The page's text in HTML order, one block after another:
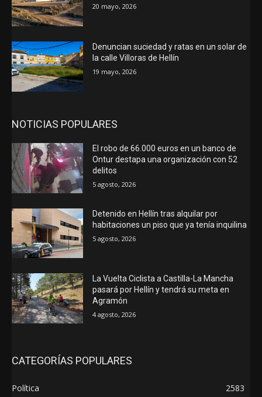
20 mayo, 2026
Denuncian suciedad y ratas en un solar de
la calle Villoras de Hellín
19 mayo, 2026
NOTICIAS POPULARES
El robo de 66.000 euros en un banco de
Ontur destapa una organización con 52
delitos
5 agosto, 2026
Detenido en Hellín tras alquilar por
habitaciones un piso que ya tenía inquilina
5 agosto, 2026
La Vuelta Ciclista a Castilla-La Mancha
pasará por Hellín y tendrá su meta en
Agramón
4 agosto, 2026
CATEGORÍAS POPULARES
Política
2583